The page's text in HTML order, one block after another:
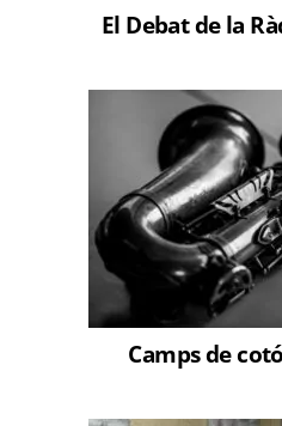
El Debat de la
Camps de